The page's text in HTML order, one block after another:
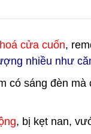
cửa cuốn,
nhiều như
có sáng đèn
, bị kẹt nan,